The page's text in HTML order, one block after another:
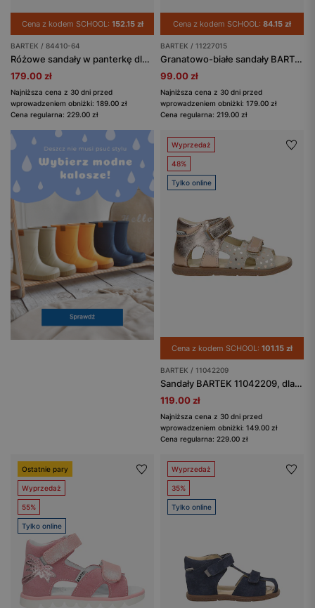
Cena z kodem SCHOOL: 152.15 zł
BARTEK / 84410-64
Różowe sandały w panterkę dla dziewczynki BARTEK 84410-64
179.00 zł
Najniższa cena z 30 dni przed
wprowadzeniem obniżki: 189.00 zł
Cena regularna: 229.00 zł
Cena z kodem SCHOOL: 84.15 zł
BARTEK / 11227015
Granatowo-białe sandały BARTEK 11227015 ze srebrną palmą
99.00 zł
Najniższa cena z 30 dni przed
wprowadzeniem obniżki: 179.00 zł
Cena regularna: 219.00 zł
Wyprzedaż
48%
Tylko online
Cena z kodem SCHOOL: 101.15 zł
BARTEK / 11042209
Sandały BARTEK 11042209, dla dziewcząt, złoto-beżowy
119.00 zł
Najniższa cena z 30 dni przed
wprowadzeniem obniżki: 149.00 zł
Cena regularna: 229.00 zł
Ostatnie pary
Wyprzedaż
55%
Tylko online
Wyprzedaż
35%
Tylko online